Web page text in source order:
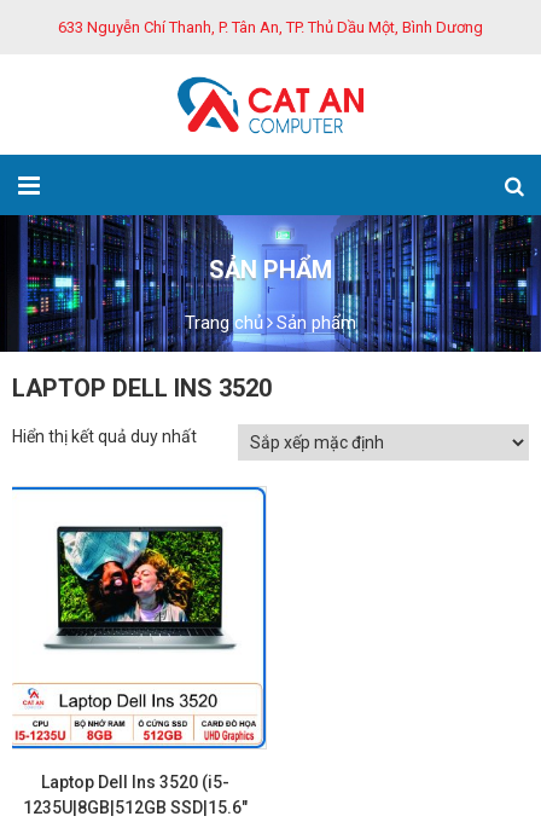
633 Nguyễn Chí Thanh, P. Tân An, TP. Thủ Dầu Một, Bình Dương
SẢN PHẨM
Trang chủ Sản phẩm
LAPTOP DELL INS 3520
Hiển thị kết quả duy nhất
GIẢM GIÁ!
Laptop Dell Ins 3520 (i5-
1235U|8GB|512GB SSD|15.6″